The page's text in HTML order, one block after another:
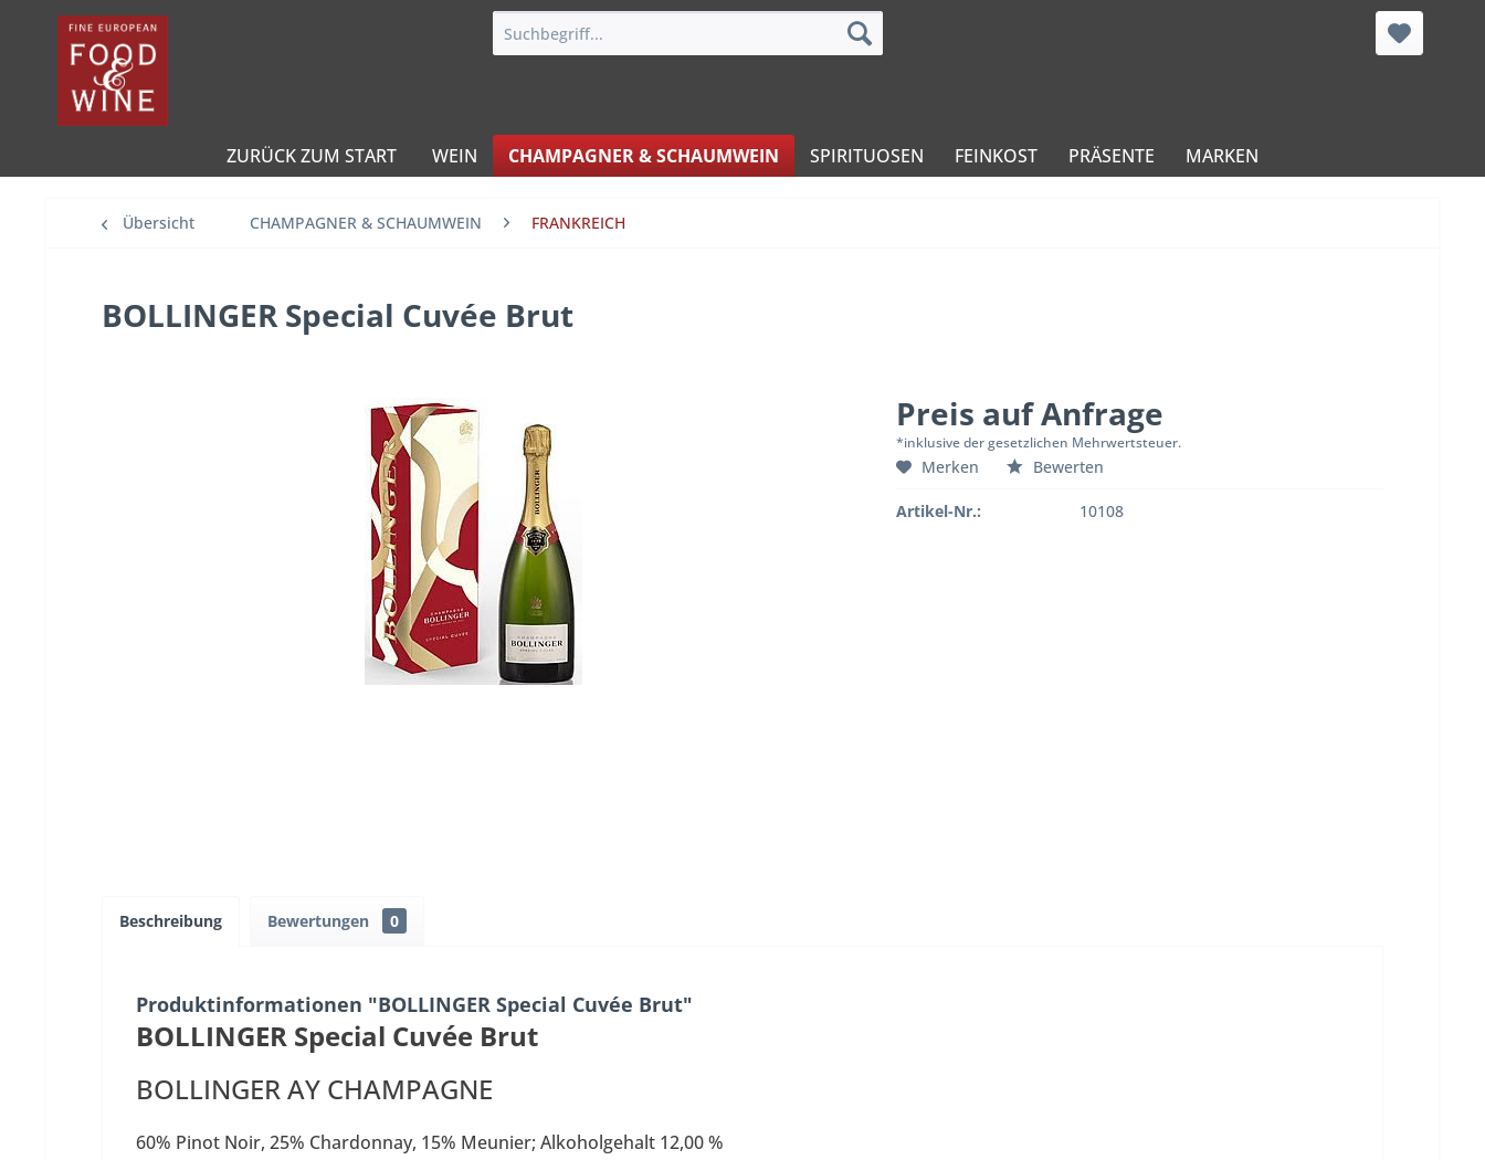
ZURÜCK ZUM START WEIN CHAMPAGNER & SCHAUMWEIN SPIRITUOSEN FEINKOST PRÄSENTE MARKEN
Übersicht CHAMPAGNER & SCHAUMWEIN FRANKREICH
BOLLINGER Special Cuvée Brut
Preis auf Anfrage
*inklusive der gesetzlichen Mehrwertsteuer.
Merken Bewerten
Artikel-Nr.: 10108
Beschreibung Bewertungen 0
Produktinformationen "BOLLINGER Special Cuvée Brut"
BOLLINGER Special Cuvée Brut
BOLLINGER AY CHAMPAGNE
60% Pinot Noir, 25% Chardonnay, 15% Meunier; Alkoholgehalt 12,00 %